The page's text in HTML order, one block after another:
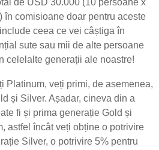
de USD 30.000 (10 persoane x
în comisioane doar pentru aceste
ceea ce vei câștiga în
sute sau mii de alte persoane
celelalte generații ale noastre!
Platinum, veți primi, de asemenea,
și Silver. Așadar, cineva din a
fi și prima generație Gold și
astfel încât veți obține o potrivire
Silver, o potrivire 5% pentru